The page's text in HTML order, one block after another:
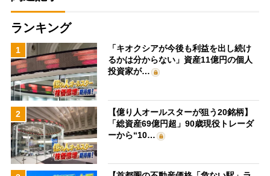
ランキング
1
「キオクシアが今後も利益を出し続け
るかは分からない」資産11億円の個人
投資家が…
2
【億り人オールスターが狙う20銘柄】
「総資産69億円超」90歳現役トレーダ
ーから“10…